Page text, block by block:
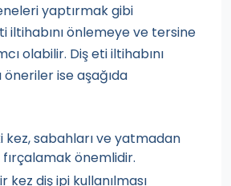
yaptırmak gibi
iltihabını önlemeye ve tersine
olabilir. Diş eti iltihabını
ise aşağıda
kez, sabahları ve yatmadan
önemlidir.
kez diş ipi kullanılması